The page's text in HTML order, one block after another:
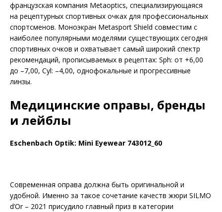
французская компания Metaoptics, специа­лизирующаяся
на рецептурных спортивных очках для профессиональных
спортсменов. Моноэкран Metasport Shield совместим с
наиболее популярными моделями существующих сегодня
спортивных очков и охватывает самый широкий спектр
рекомендаций, прописываемых в рецептах: Sph: от +6,00
до –7,00, Cyl: –4,00, однофокальные и прогрессивные
линзы.
Медицинские оправы, бренды
и лейблы
Eschenbach Optik: Mini Eyewear 743012_60
Современная оправа должна быть оригинальной и
удобной. Именно за такое сочетание качеств жюри SILMO
d’Or – 2021 присудило главный приз в категории